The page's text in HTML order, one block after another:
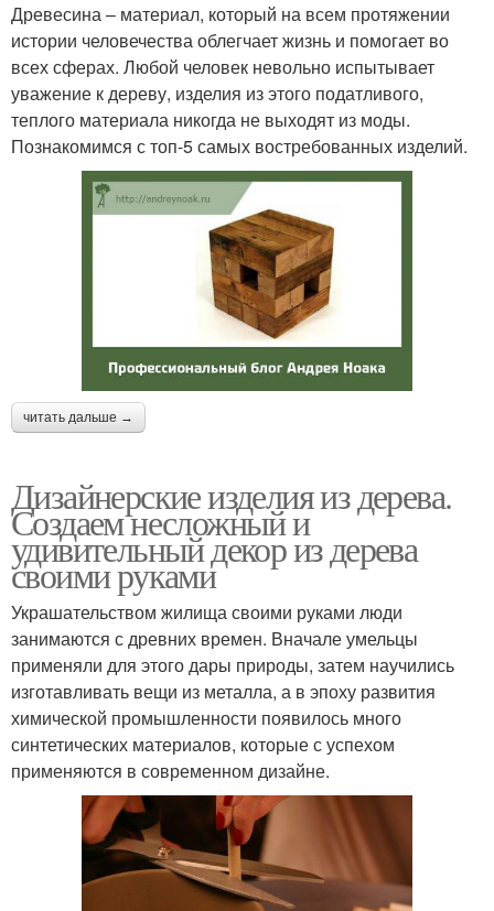
Древесина – материал, который на всем протяжении
истории человечества облегчает жизнь и помогает во
всех сферах. Любой человек невольно испытывает
уважение к дереву, изделия из этого податливого,
теплого материала никогда не выходят из моды.
Познакомимся с топ-5 самых востребованных изделий.
читать дальше →
Дизайнерские изделия из дерева.
Создаем несложный и
удивительный декор из дерева
своими руками
Украшательством жилища своими руками люди
занимаются с древних времен. Вначале умельцы
применяли для этого дары природы, затем научились
изготавливать вещи из металла, а в эпоху развития
химической промышленности появилось много
синтетических материалов, которые с успехом
применяются в современном дизайне.